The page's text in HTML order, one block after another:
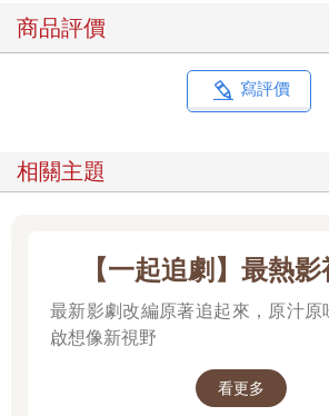
在1843年泡打粉上市之前，烘焙師傅們使
而非鬆軟的蛋糕。由於舊式的磨粉技術無
慣的麵粉一樣細緻的成品，過去使用的麵
中就仍然可見這種做法。
國人始終尊重自己的古老傳統，我們仍然
和水果蛋糕中發現舊式蛋糕的蹤影。若和
比，它們遠為厚重扎實。且許多人和他們
仍然使用濡濕的報紙包裹耶誕節蛋糕。這
有些蛋糕熟成後風味更佳。像耶誕節蛋糕
商品評價
寫評價
相關主題
【一起追劇】最熱
最新影劇改編原著追起來，原汁原
啟想像新視野
看更多